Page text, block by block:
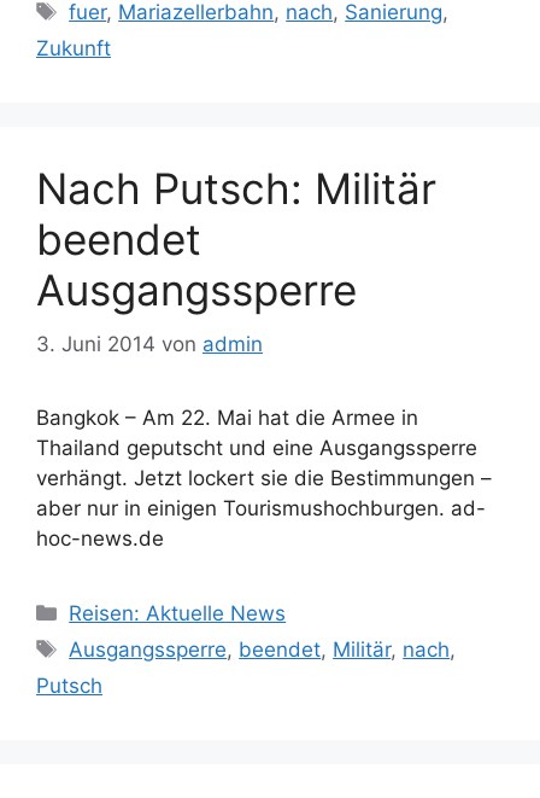
Schlagwörter
fuer, Mariazellerbahn, nach, Sanierung,
Zukunft
Nach Putsch: Militär
beendet
Ausgangssperre
3. Juni 2014 von admin
Bangkok – Am 22. Mai hat die Armee in
Thailand geputscht und eine Ausgangssperre
verhängt. Jetzt lockert sie die Bestimmungen –
aber nur in einigen Tourismushochburgen. ad-
hoc-news.de
Kategorien
Reisen: Aktuelle News
Schlagwörter
Ausgangssperre, beendet, Militär, nach,
Putsch